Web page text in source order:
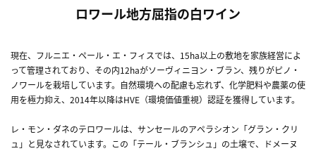
ロワール地方屈指の白ワイン
現在、フルニエ・ペール・エ・フィスでは、15ha以上の敷地を家族経営によ
って管理されており、その内12haがソーヴィニヨン・ブラン、残りがピノ・
ノワールを栽培しています。自然環境への配慮も忘れず、化学肥料や農薬の使
用を極力抑え、2014年以降はHVE（環境価値重視）認証を獲得しています。
レ・モン・ダネのテロワールは、サンセールのアペラシオン「グラン・クリ
ュ」と見なされています。この「テール・ブランシュ」の土壌で、ドメーヌ